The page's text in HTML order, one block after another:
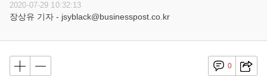
2020-07-29 10:32:13
장상유 기자 - jsyblack@businesspost.co.kr
0